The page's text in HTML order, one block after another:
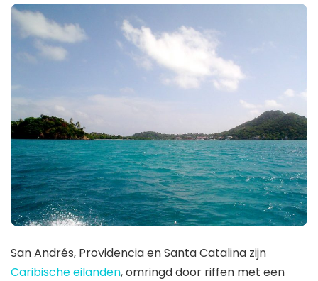
San Andrés, Providencia en Santa Catalina zijn
Caribische eilanden, omringd door riffen met een